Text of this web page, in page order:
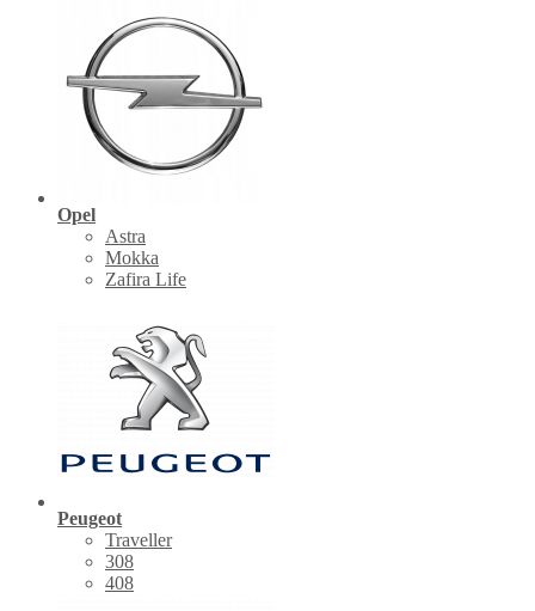
Opel
Astra
Mokka
Zafira Life
Peugeot
Traveller
308
408